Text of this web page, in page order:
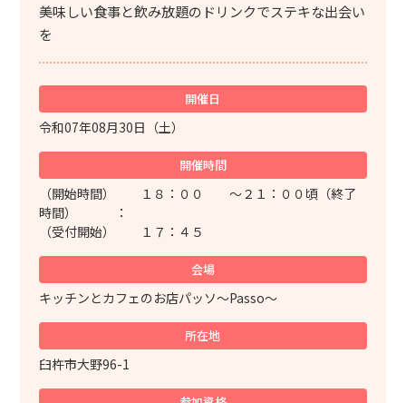
美味しい食事と飲み放題のドリンクでステキな出会い
を
開催日
令和07年08月30日（土）
開催時間
（開始時間） １８：００ ～２１：００頃（終了
時間） ：
（受付開始） １７：４５
会場
キッチンとカフェのお店パッソ～Passo～
所在地
臼杵市大野96-1